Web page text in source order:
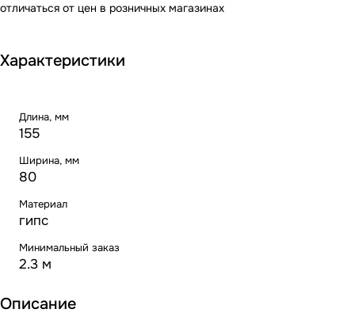
отличаться от цен в розничных магазинах
Характеристики
Длина, мм
155
Ширина, мм
80
Материал
гипс
Минимальный заказ
2.3 м
Описание